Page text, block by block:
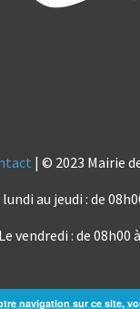
| © 2023 Mairie
lundi au jeudi : de
Le vendredi : de 08h00
navigation sur ce site,